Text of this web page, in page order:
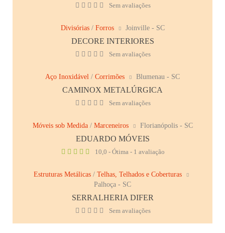
Sem avaliações
Divisórias/ Forros Joinville - SC
DECORE INTERIORES
Sem avaliações
Aço Inoxidável / Corrimões Blumenau - SC
CAMINOX METALÚRGICA
Sem avaliações
Móveis sob Medida/ Marceneiros Florianópolis - SC
EDUARDO MÓVEIS
10,0 - Ótima - 1 avaliação
Estruturas Metálicas / Telhas, Telhados e Coberturas
Palhoça - SC
SERRALHERIA DIFER
Sem avaliações